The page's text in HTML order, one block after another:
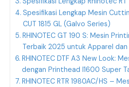
Spesifikasi Lengkap Mesin
CUT 1815 GL (Galvo Series)
RHINOTEC GT 190 S: Mesin
Terbaik 2025 untuk Apparel
RHINOTEC DTF A3 New Look:
dengan Printhead I1600 Super
RHINOTEC RTR 1980AC/HS –